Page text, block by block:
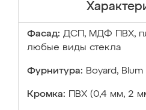
Фасад: ДСП, МДФ ПВХ,
любые виды стекла
Фурнитура: Boyard, Blum
Кромка: ПВХ (0,4 мм, 2